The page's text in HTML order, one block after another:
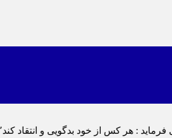
خود را اصلاح کرده و هر کس خودستایی نماید٬ پس به تحقیق خویش را تباه نموده است.